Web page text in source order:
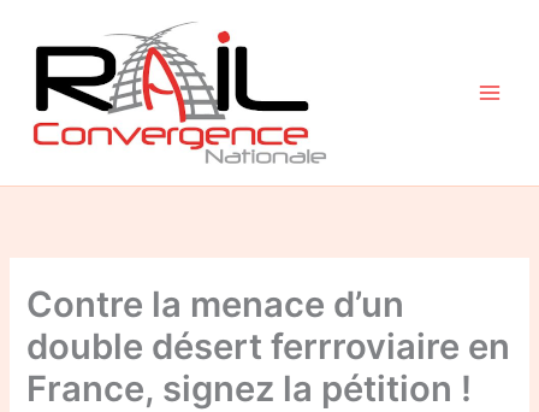
contenu
Contre la menace d’un
double désert ferrroviaire en
France, signez la pétition !